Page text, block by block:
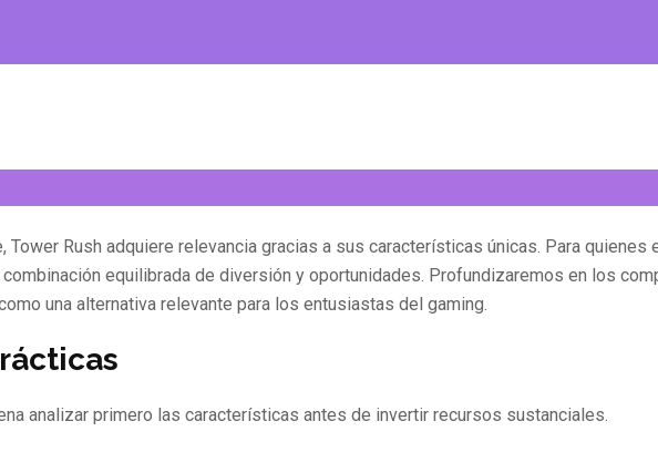
Rush adquiere relevancia gracias a sus características únicas. Para quienes
equilibrada de diversión y oportunidades. Profundizaremos en los
una alternativa relevante para los entusiastas del gaming.
analizar primero las características antes de invertir recursos sustanciales.